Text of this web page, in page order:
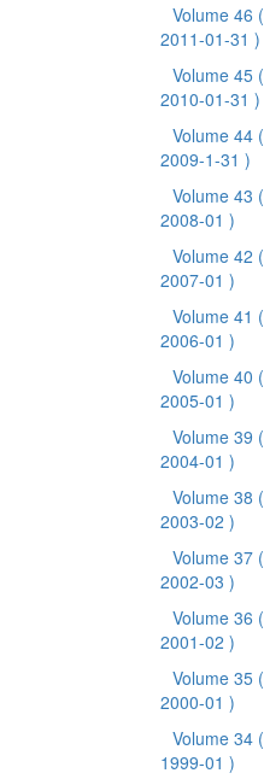
Volume 46 (
2011-01-31 )
Volume 45 (
2010-01-31 )
Volume 44 (
2009-1-31 )
Volume 43 (
2008-01 )
Volume 42 (
2007-01 )
Volume 41 (
2006-01 )
Volume 40 (
2005-01 )
Volume 39 (
2004-01 )
Volume 38 (
2003-02 )
Volume 37 (
2002-03 )
Volume 36 (
2001-02 )
Volume 35 (
2000-01 )
Volume 34 (
1999-01 )